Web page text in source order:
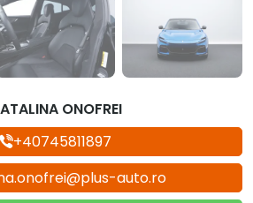
ONOFREI
+40745811897
auto.ro